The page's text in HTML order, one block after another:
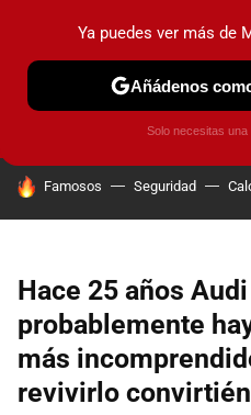
PRUEBAS COCHES
HOY SE HABLA DE
Famosos Seguridad
Hace 25 años
probablemente
más
revivirlo
Ya puedes ver más de
Añádenos
Solo necesitas